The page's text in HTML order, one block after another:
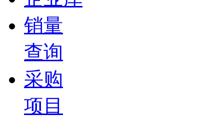
销量
查询
采购
项目